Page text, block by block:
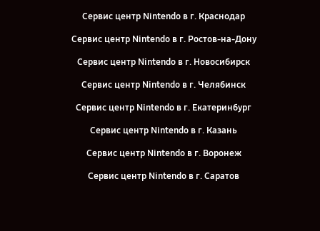
Сервис центр Nintendo в г. Краснодар
Сервис центр Nintendo в г. Ростов-на-Дону
Сервис центр Nintendo в г. Новосибирск
Сервис центр Nintendo в г. Челябинск
Сервис центр Nintendo в г. Екатеринбург
Сервис центр Nintendo в г. Казань
Сервис центр Nintendo в г. Воронеж
Сервис центр Nintendo в г. Саратов